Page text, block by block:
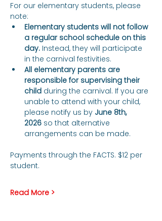
For our elementary students, please
note:
Elementary students will not follow
a regular school schedule on this
day. Instead, they will participate
in the carnival festivities.
All elementary parents are
responsible for supervising their
child during the carnival. If you are
unable to attend with your child,
please notify us by June 8th,
2026 so that alternative
arrangements can be made.
Payments through the FACTS. $12 per
student.
Read More >